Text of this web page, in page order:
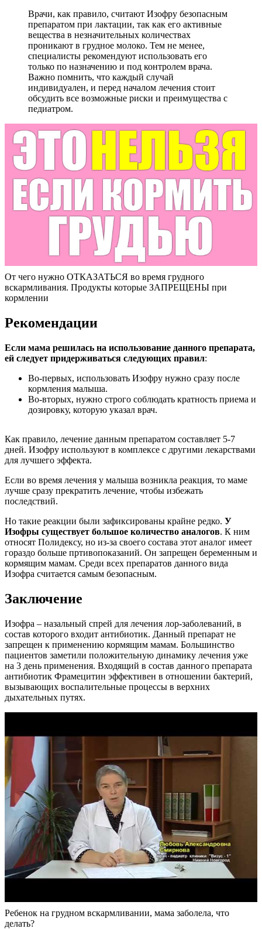
Врачи, как правило, считают Изофру безопасным
препаратом при лактации, так как его активные
вещества в незначительных количествах
проникают в грудное молоко. Тем не менее,
специалисты рекомендуют использовать его
только по назначению и под контролем врача.
Важно помнить, что каждый случай
индивидуален, и перед началом лечения стоит
обсудить все возможные риски и преимущества с
педиатром.
От чего нужно ОТКАЗАТЬСЯ во время грудного
вскармливания. Продукты которые ЗАПРЕЩЕНЫ при
кормлении
Рекомендации
Если мама решилась на использование данного препарата,
ей следует придерживаться следующих правил:
Во-первых, использовать Изофру нужно сразу после
кормления малыша.
Во-вторых, нужно строго соблюдать кратность приема и
дозировку, которую указал врач.
Как правило, лечение данным препаратом составляет 5-7
дней. Изофру используют в комплексе с другими лекарствами
для лучшего эффекта.
Если во время лечения у малыша возникла реакция, то маме
лучше сразу прекратить лечение, чтобы избежать
последствий.
Но такие реакции были зафиксированы крайне редко. У
Изофры существует большое количество аналогов. К ним
относят Полидексу, но из-за своего состава этот аналог имеет
гораздо больше пртивопоказаний. Он запрещен беременным и
кормящим мамам. Среди всех препаратов данного вида
Изофра считается самым безопасным.
Заключение
Изофра – назальный спрей для лечения лор-заболеваний, в
состав которого входит антибиотик. Данный препарат не
запрещен к применению кормящим мамам. Большинство
пациентов заметили положительную динамику лечения уже
на 3 день применения. Входящий в состав данного препарата
антибиотик Фрамецитин эффективен в отношении бактерий,
вызывающих воспалительные процессы в верхних
дыхательных путях.
Ребенок на грудном вскармливании, мама заболела, что
делать?